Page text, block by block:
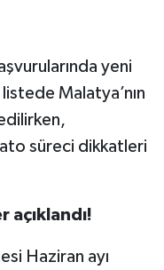
yeni
Malatya’nın
süreci dikkatleri
açıklandı!
Haziran ayı